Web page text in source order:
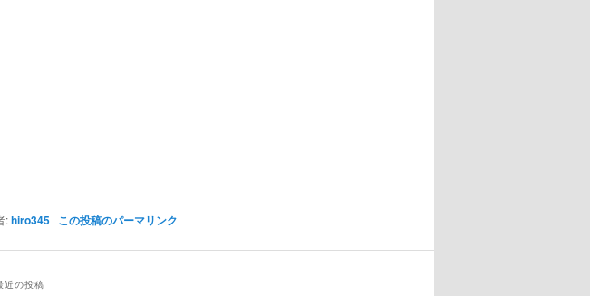
:hiro345 この投稿のパーマリンク
近の投稿